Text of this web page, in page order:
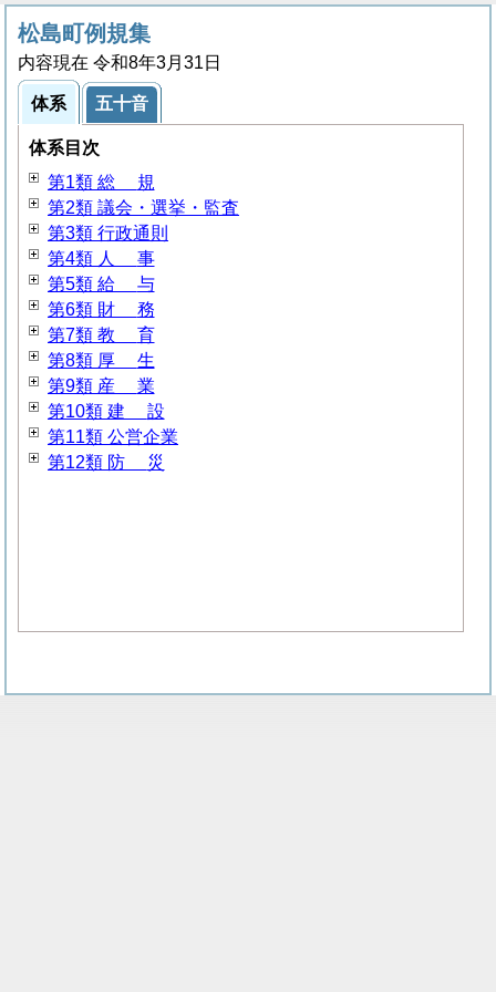
松島町例規集
内容現在 令和8年3月31日
体系 五十音
体系目次
第1類 総 規
第2類 議会・選挙・監査
第3類 行政通則
第4類 人 事
第5類 給 与
第6類 財 務
第7類 教 育
第8類 厚 生
第9類 産 業
第10類 建 設
第11類 公営企業
第12類 防 災